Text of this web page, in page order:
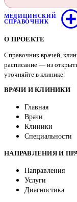
МЕДИЦИНСКИЙ
СПРАВОЧНИК
О ПРОЕКТЕ
Справочник врачей,
расписание — из
уточняйте в клинике.
ВРАЧИ И КЛИНИКИ
Главная
Врачи
Клиники
Специальности
НАПРАВЛЕНИЯ И
Направления
Услуги
Диагностика